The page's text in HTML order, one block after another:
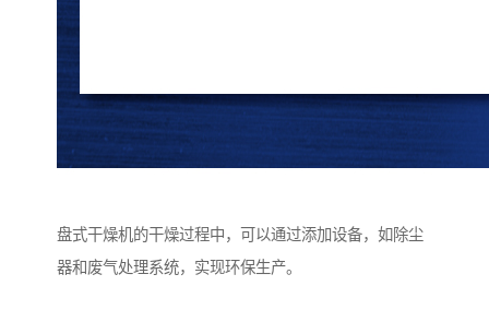
盘式干燥机的干燥过程中，可以通过添加设备，如除尘
器和废气处理系统，实现环保生产。